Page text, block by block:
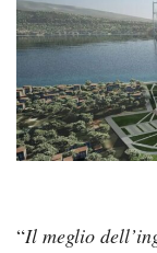
“Il meglio